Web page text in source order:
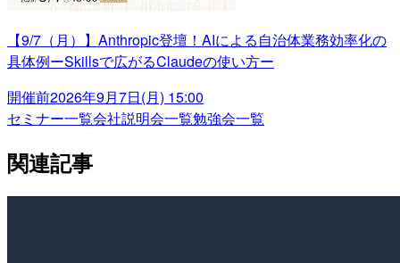
【9/7（月）】Anthropic登壇！AIによる自治体業務効率化の
具体例ーSkillsで広がるClaudeの使い方ー
開催前2026年9月7日(月) 15:00
セミナー一覧会社説明会一覧勉強会一覧
関連記事